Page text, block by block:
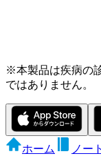
※本製品は疾病の
ではありません。
ホーム
ノート